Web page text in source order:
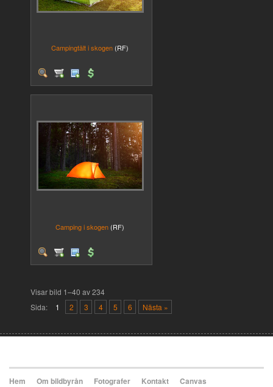
Campingtält i skogen (RF)
Camping i skogen (RF)
Visar bild 1–40 av 234
Sida:
1 2 3 4 5 6 Nästa »
Hem Om bildbyrån Fotografer Kontakt Canvas